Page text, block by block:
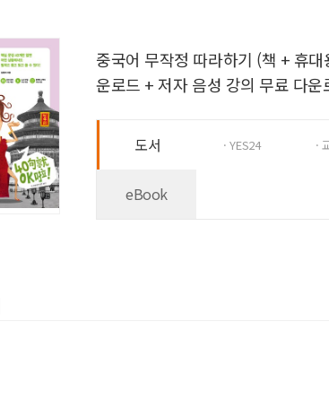
중국어 무작정 따라하기 (책 + 휴
운로드 + 저자 음성 강의 무료 다운
도서
eBook
· YES24 ·